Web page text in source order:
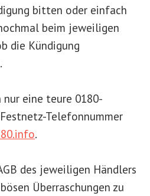
bitten oder einfach
beim jeweiligen
die Kündigung
nur eine teure 0180-
Telefonnummer
.
des jeweiligen Händlers
Überraschungen zu